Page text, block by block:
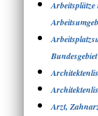
Bundesgebiet
Arzt,